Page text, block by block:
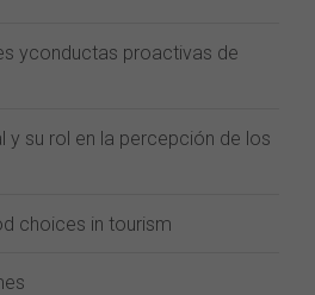
yconductas proactivas de
y su rol en la percepción de los
choices in tourism